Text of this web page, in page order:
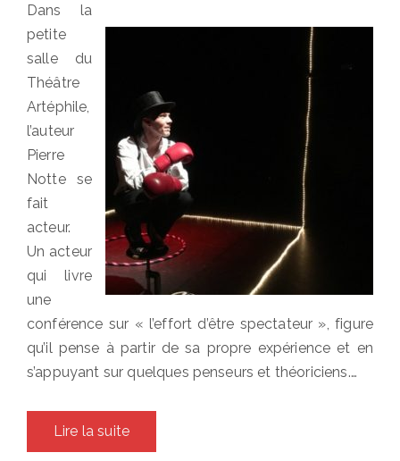
Dans la
petite
salle du
Théâtre
Artéphile,
l’auteur
Pierre
Notte se
fait
acteur.
Un acteur
qui livre
une
conférence sur « l’effort d’être spectateur », figure
qu’il pense à partir de sa propre expérience et en
s’appuyant sur quelques penseurs et théoriciens.…
Lire la suite